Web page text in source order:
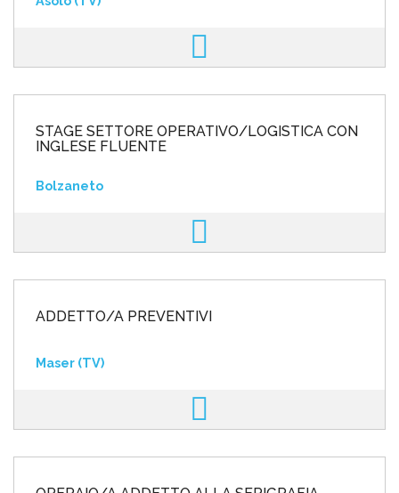
STAGE SETTORE OPERATIVO/LOGISTICA CON
INGLESE FLUENTE
Bolzaneto
ADDETTO/A PREVENTIVI
Maser (TV)